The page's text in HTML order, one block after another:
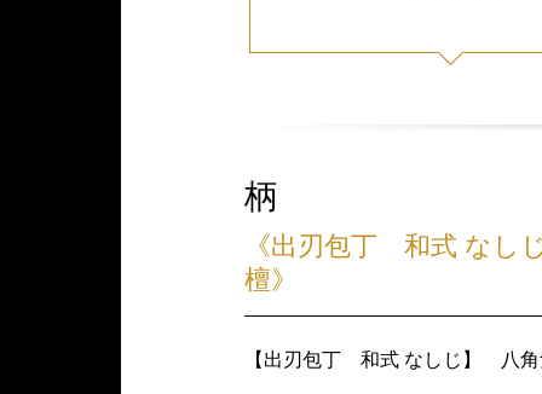
柄
《出刃包丁 和式 なし
檀》
【出刃包丁 和式 なしじ】 八角